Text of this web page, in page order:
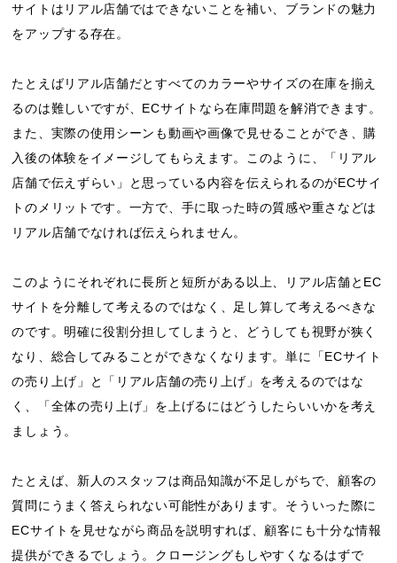
サイトはリアル店舗ではできないことを補い、ブランドの魅力
をアップする存在。
たとえばリアル店舗だとすべてのカラーやサイズの在庫を揃え
るのは難しいですが、ECサイトなら在庫問題を解消できます。
また、実際の使用シーンも動画や画像で見せることができ、購
入後の体験をイメージしてもらえます。このように、「リアル
店舗で伝えずらい」と思っている内容を伝えられるのがECサイ
トのメリットです。一方で、手に取った時の質感や重さなどは
リアル店舗でなければ伝えられません。
このようにそれぞれに長所と短所がある以上、リアル店舗とEC
サイトを分離して考えるのではなく、足し算して考えるべきな
のです。明確に役割分担してしまうと、どうしても視野が狭く
なり、総合してみることができなくなります。単に「ECサイト
の売り上げ」と「リアル店舗の売り上げ」を考えるのではな
く、「全体の売り上げ」を上げるにはどうしたらいいかを考え
ましょう。
たとえば、新人のスタッフは商品知識が不足しがちで、顧客の
質問にうまく答えられない可能性があります。そういった際に
ECサイトを見せながら商品を説明すれば、顧客にも十分な情報
提供ができるでしょう。クロージングもしやすくなるはずで